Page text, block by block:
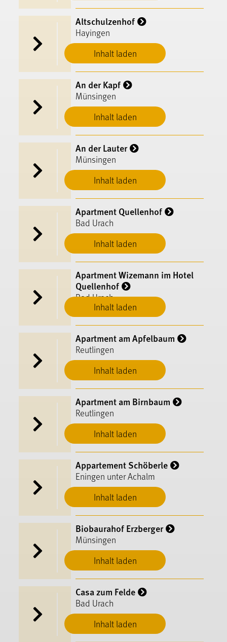
Inhalt laden
Altschulzenhof
Hayingen
Inhalt laden
An der Kapf
Münsingen
Inhalt laden
An der Lauter
Münsingen
Inhalt laden
Apartment Quellenhof
Bad Urach
Inhalt laden
Apartment Wizemann im Hotel
Quellenhof
Bad Urach
Inhalt laden
Apartment am Apfelbaum
Reutlingen
Inhalt laden
Apartment am Birnbaum
Reutlingen
Inhalt laden
Appartement Schöberle
Eningen unter Achalm
Inhalt laden
Biobaurahof Erzberger
Münsingen
Inhalt laden
Casa zum Felde
Bad Urach